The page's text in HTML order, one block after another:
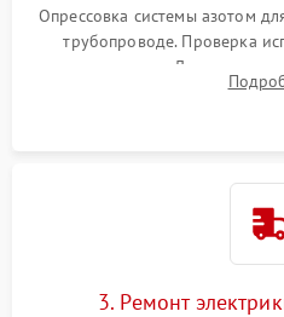
Опрессовка системы азотом
трубопроводе. Проверка
течеискателем. Демонтаж
продувка капиллярной
3. Ремонт